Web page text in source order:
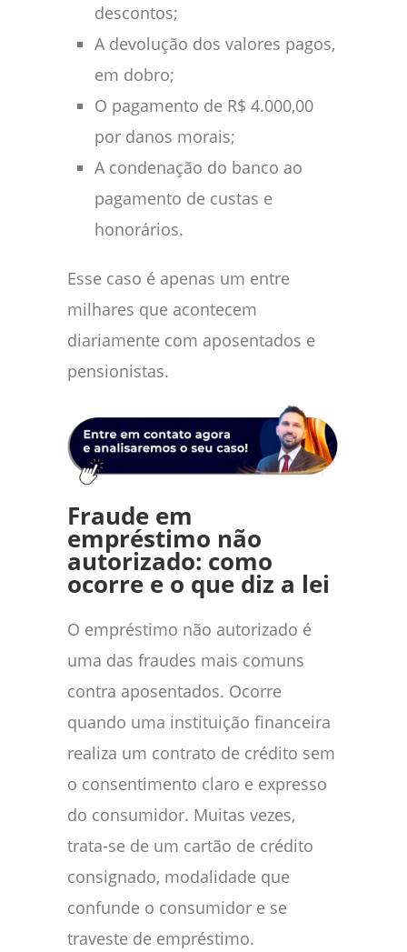
descontos;
A devolução dos valores pagos,
em dobro;
O pagamento de R$ 4.000,00
por danos morais;
A condenação do banco ao
pagamento de custas e
honorários.
Esse caso é apenas um entre
milhares que acontecem
diariamente com aposentados e
pensionistas.
Fraude em
empréstimo não
autorizado: como
ocorre e o que diz a lei
O empréstimo não autorizado é
uma das fraudes mais comuns
contra aposentados. Ocorre
quando uma instituição financeira
realiza um contrato de crédito sem
o consentimento claro e expresso
do consumidor. Muitas vezes,
trata-se de um cartão de crédito
consignado, modalidade que
confunde o consumidor e se
traveste de empréstimo.